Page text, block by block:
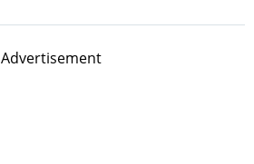
Advertisement